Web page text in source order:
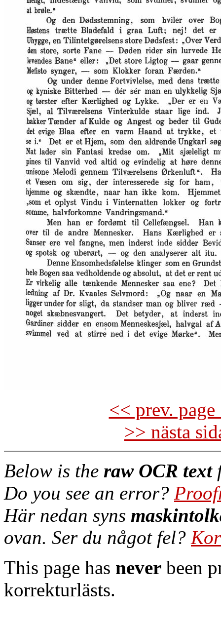
<< prev.
>> nästa
Below is the raw OCR text
Do you see an error?
Här nedan syns
ovan. Ser du något fel?
This page has never been
korrekturlästs.